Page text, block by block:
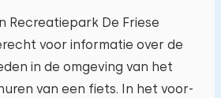
Recreatiepark De Friese
voor informatie over de
in de omgeving van het
van een fiets. In het voor-